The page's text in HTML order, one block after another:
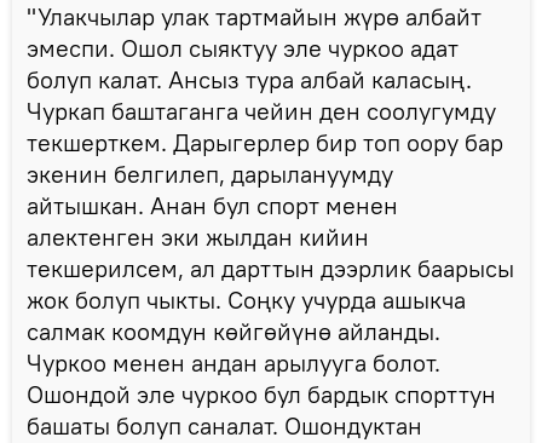
"Улакчылар улак тартмайын жүрө албайт
эмеспи. Ошол сыяктуу эле чуркоо адат
болуп калат. Ансыз тура албай каласың.
Чуркап баштаганга чейин ден соолугумду
текшерткем. Дарыгерлер бир топ оору бар
экенин белгилеп, дарылануумду
айтышкан. Анан бул спорт менен
алектенген эки жылдан кийин
текшерилсем, ал дарттын дээрлик баарысы
жок болуп чыкты. Соңку учурда ашыкча
салмак коомдун көйгөйүнө айланды.
Чуркоо менен андан арылууга болот.
Ошондой эле чуркоо бул бардык спорттун
башаты болуп саналат. Ошондуктан